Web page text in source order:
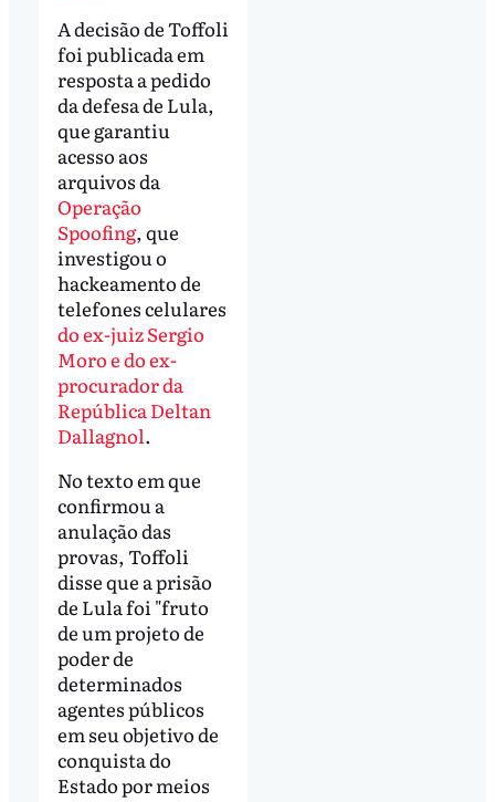
A decisão de Toffoli
foi publicada em
resposta a pedido
da defesa de Lula,
que garantiu
acesso aos
arquivos da
Operação
Spoofing, que
investigou o
hackeamento de
telefones celulares
do ex-juiz Sergio
Moro e do ex-
procurador da
República Deltan
Dallagnol.
No texto em que
confirmou a
anulação das
provas, Toffoli
disse que a prisão
de Lula foi "fruto
de um projeto de
poder de
determinados
agentes públicos
em seu objetivo de
conquista do
Estado por meios